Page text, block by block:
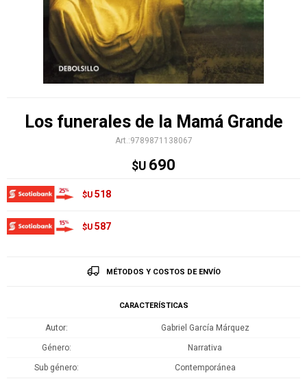
Los funerales de la Mamá Grande
9789871138067
$U 690
$U 518
$U 587
MÉTODOS Y COSTOS DE ENVÍO
CARACTERÍSTICAS
Autor Gabriel García Márquez
Género Narrativa
Sub género Contemporánea